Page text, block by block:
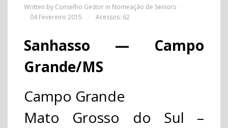
Written by Conselho Gestor in Nomeação de Seniors ·
04 Fevereiro 2015 · Acessos: 62
Sanhasso — Campo
Grande/MS
Campo Grande
Mato Grosso do Sul –